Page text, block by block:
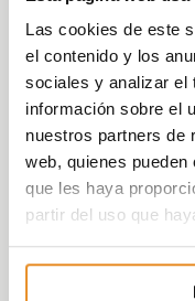
Las cookies de este
el contenido y los
sociales y analizar el
información sobre el
nuestros partners de
web, quienes
que les haya
partir del uso que
funcionalidad
partner como
habitantes de la
comunes a través
Esto será posible
un kit Smart
Amazon Echo dot.
Hemos cuidado
calidad y el
promoción un